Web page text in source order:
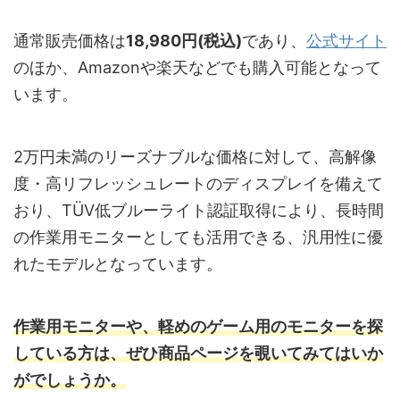
通常販売価格は18,980円(税込)であり、 公式サイト
のほか、Amazonや楽天などでも購入可能となって
います。
2万円未満のリーズナブルな価格に対して、高解像
度・高リフレッシュレートのディスプレイを備えて
おり、TÜV低ブルーライト認証取得により、長時間
の作業用モニターとしても活用できる、汎用性に優
れたモデルとなっています。
作業用モニターや、軽めのゲーム用のモニターを探
している方は、ぜひ商品ページを覗いてみてはいか
がでしょうか。